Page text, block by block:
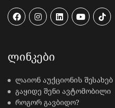
ᲚᲘᲜᲙᲔᲑᲘ
ლაიონ აუქციონის შესახებ
გაყიდე შენი ავტომობილი
როგორ გავბიდო?